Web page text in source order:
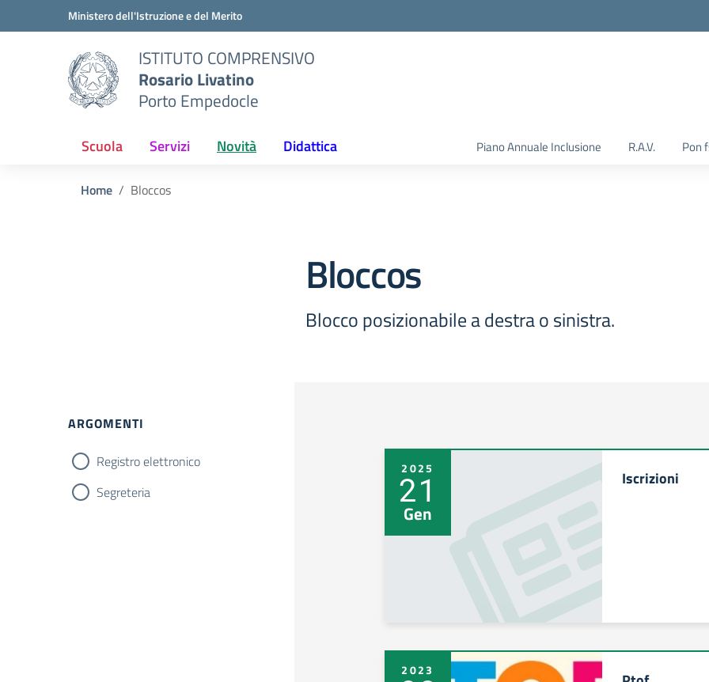
Vai ai contenuti
Vai al menu di navigazioneMinistero dell'Istruzione e del Merito
ISTITUTO COMPRENSIVO
Rosario Livatino
Porto Empedocle
Scuola Servizi Novità Didattica Piano Annuale Inclusione R.A.V. Pon
Home Bloccos
Bloccos
Blocco posizionabile a destra o sinistra.
ARGOMENTI
Registro elettronico
Segreteria
2025
21
Gen
Iscrizioni
2023